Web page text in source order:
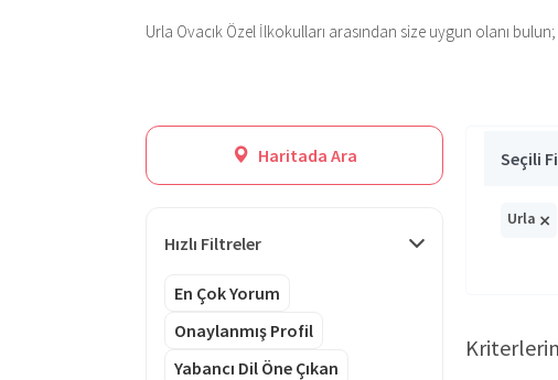
Urla Ovacık Özel İlkokulları arasından size uygun olanı
Haritada Ara
Hızlı Filtreler
En Çok Yorum
Onaylanmış Profil
Yabancı Dil Öne Çıkan
Seçili
Urla ×